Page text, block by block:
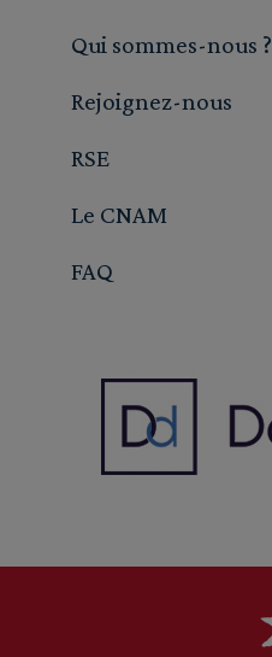
Qui sommes-nous ?
Rejoignez-nous
RSE
Le CNAM
FAQ